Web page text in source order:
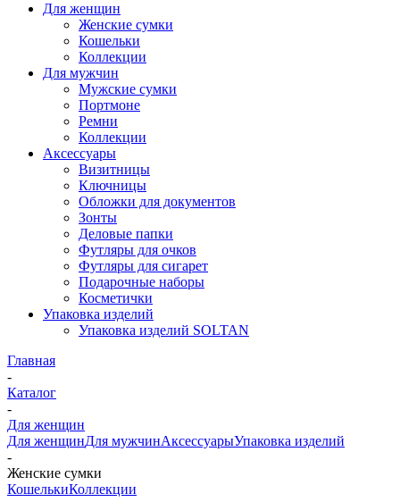
Для женщин
Женские сумки
Кошельки
Коллекции
Для мужчин
Мужские сумки
Портмоне
Ремни
Коллекции
Аксессуары
Визитницы
Ключницы
Обложки для документов
Зонты
Деловые папки
Футляры для очков
Футляры для сигарет
Подарочные наборы
Косметички
Упаковка изделий
Упаковка изделий SOLTAN
Главная
-
Каталог
-
Для женщин
Для женщинДля мужчинАксессуарыУпаковка изделий
-
Женские сумки
КошелькиКоллекции